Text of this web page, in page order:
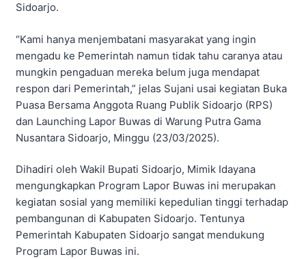
Sidoarjo.
“Kami hanya menjembatani masyarakat yang ingin
mengadu ke Pemerintah namun tidak tahu caranya atau
mungkin pengaduan mereka belum juga mendapat
respon dari Pemerintah,” jelas Sujani usai kegiatan Buka
Puasa Bersama Anggota Ruang Publik Sidoarjo (RPS)
dan Launching Lapor Buwas di Warung Putra Gama
Nusantara Sidoarjo, Minggu (23/03/2025).
Dihadiri oleh Wakil Bupati Sidoarjo, Mimik Idayana
mengungkapkan Program Lapor Buwas ini merupakan
kegiatan sosial yang memiliki kepedulian tinggi terhadap
pembangunan di Kabupaten Sidoarjo. Tentunya
Pemerintah Kabupaten Sidoarjo sangat mendukung
Program Lapor Buwas ini.